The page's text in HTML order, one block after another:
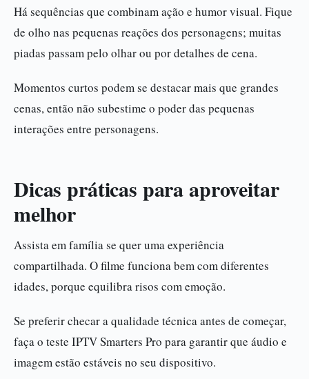
Há sequências que combinam ação e humor visual. Fique
de olho nas pequenas reações dos personagens; muitas
piadas passam pelo olhar ou por detalhes de cena.
Momentos curtos podem se destacar mais que grandes
cenas, então não subestime o poder das pequenas
interações entre personagens.
Dicas práticas para aproveitar
melhor
Assista em família se quer uma experiência
compartilhada. O filme funciona bem com diferentes
idades, porque equilibra risos com emoção.
Se preferir checar a qualidade técnica antes de começar,
faça o teste IPTV Smarters Pro para garantir que áudio e
imagem estão estáveis no seu dispositivo.